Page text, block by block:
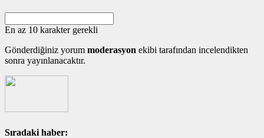
En az 10 karakter gerekli
Gönderdiğiniz yorum moderasyon ekibi tarafından incelendikten
sonra yayınlanacaktır.
Sıradaki haber: